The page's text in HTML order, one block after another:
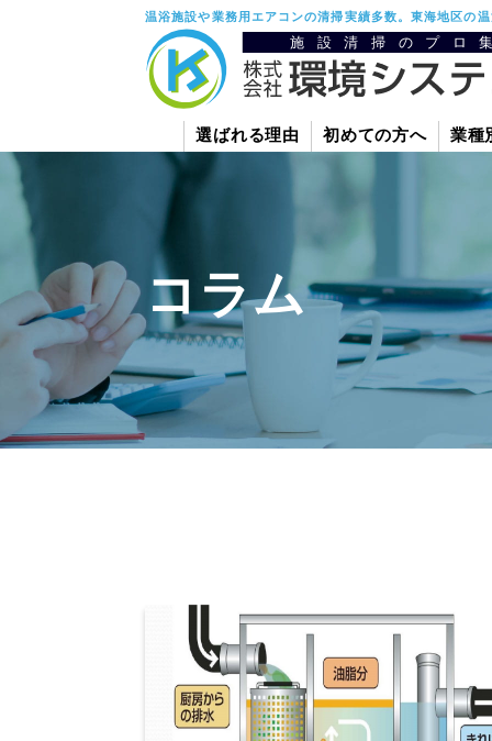
温浴施設や業務用エアコンの清掃実績多数。東海地区の
選ばれる理由 初めての方へ 業種
コラム